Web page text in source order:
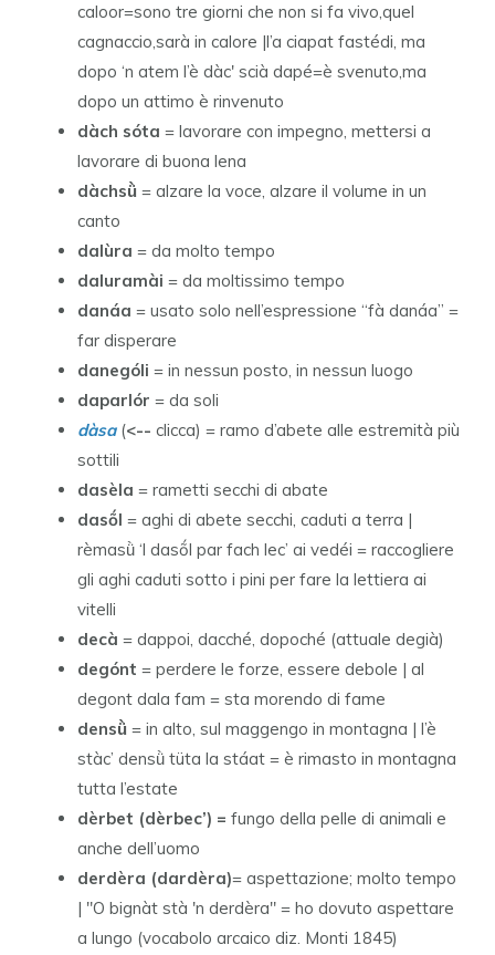
caloor=sono tre giorni che non si fa vivo,quel
cagnaccio,sarà in calore |l’a ciapat fastédi, ma
dopo ‘n atem l’è dàc' scià dapé=è svenuto,ma
dopo un attimo è rinvenuto
dàch sóta = lavorare con impegno, mettersi a
lavorare di buona lena
dàchsǜ = alzare la voce, alzare il volume in un
canto
dalùra = da molto tempo
daluramài = da moltissimo tempo
danáa = usato solo nell’espressione “fà danáa” =
far disperare
danególi = in nessun posto, in nessun luogo
daparlór = da soli
dàsa (<-- clicca) = ramo d’abete alle estremità più
sottili
dasèla = rametti secchi di abate
dasṍl = aghi di abete secchi, caduti a terra |
rèmasǜ ‘l dasṍl par fach lec’ ai vedéi = raccogliere
gli aghi caduti sotto i pini per fare la lettiera ai
vitelli
decà = dappoi, dacché, dopoché (attuale degià)
degónt = perdere le forze, essere debole | al
degont dala fam = sta morendo di fame
densǜ = in alto, sul maggengo in montagna | l’è
stàc’ densǜ tüta la stáat = è rimasto in montagna
tutta l’estate
dèrbet (dèrbec’) = fungo della pelle di animali e
anche dell’uomo
derdèra (dardèra)= aspettazione; molto tempo
| "O bignàt stà 'n derdèra" = ho dovuto aspettare
a lungo (vocabolo arcaico diz. Monti 1845)